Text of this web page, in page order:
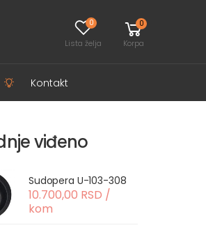
0
Lista želja
0
Korpa
Kontakt
viđeno
Sudopera U-103-308
10.700,00 RSD /
kom